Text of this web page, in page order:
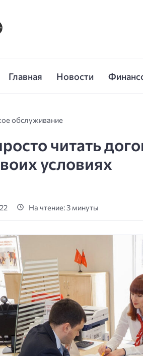
Главная Новости
обслуживание
читать
условиях
На чтение: 3 минуты